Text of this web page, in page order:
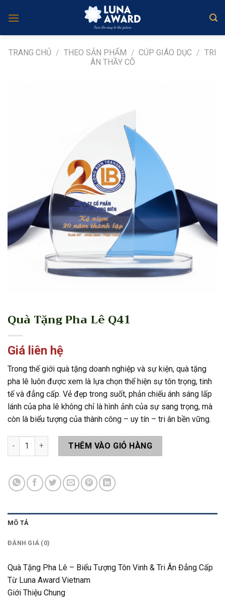
TRANG CHỦ / THEO SẢN PHẨM / CÚP GIÁO DỤC / TRI
ÂN THẦY CÔ
Quà Tặng Pha Lê Q41
Giá liên hệ
Trong thế giới quà tặng doanh nghiệp và sự kiện, quà tặng
pha lê luôn được xem là lựa chọn thể hiện sự tôn trọng, tinh
tế và đẳng cấp. Vẻ đẹp trong suốt, phản chiếu ánh sáng lấp
lánh của pha lê không chỉ là hình ảnh của sự sang trọng, mà
còn là biểu tượng của thành công – uy tín – tri ân bền vững.
Quà Tặng Pha Lê Q41 số lượng
THÊM VÀO GIỎ HÀNG
MÔ TẢ
ĐÁNH GIÁ (0)
Quà Tặng Pha Lê – Biểu Tượng Tôn Vinh & Tri Ân Đẳng Cấp
Từ Luna Award Vietnam
Giới Thiệu Chung